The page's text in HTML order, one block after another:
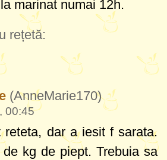
marinat numai 12h.
rețetă:
(AnneMarie170)
00:45
reteta, dar a iesit f sarata.
kg de piept. Trebuia sa